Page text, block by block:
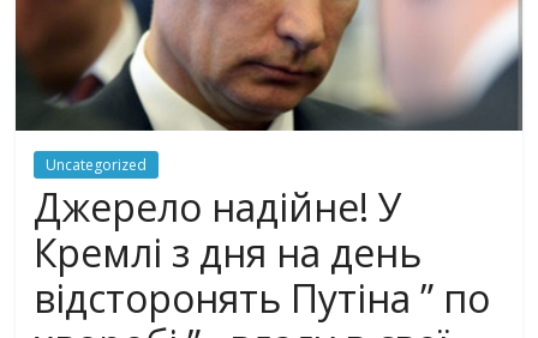
Uncategorized
Джерело надійне! У
Кремлі з дня на день
відсторонять Путіна ” по